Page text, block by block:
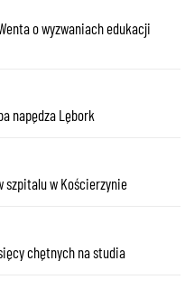
o wyzwaniach edukacji
napędza Lębork
szpitalu w Kościerzynie
chętnych na studia